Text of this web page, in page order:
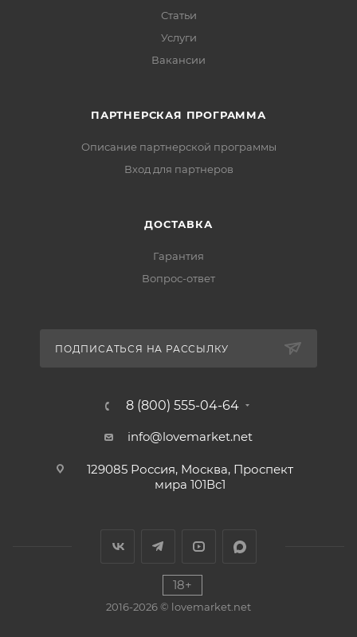
Статьи
Услуги
Вакансии
ПАРТНЕРСКАЯ ПРОГРАММА
Описание партнерской программы
Вход для партнеров
ДОСТАВКА
Гарантия
Вопрос-ответ
ПОДПИСАТЬСЯ НА РАССЫЛКУ
8 (800) 555-04-64
info@lovemarket.net
129085 Россия, Москва, Проспект
мира 101Вс1
2016-2026 © lovemarket.net
18+